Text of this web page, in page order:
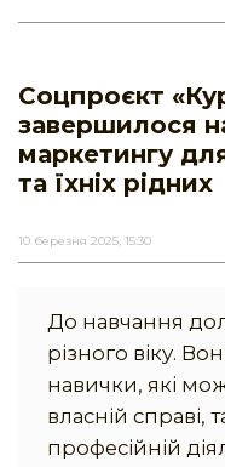
Соцпроєкт
завершилося
маркетингу
та їхніх рідних
10 березня 2025, 15:30
До навчання
різного віку.
навички, які
власній справі,
професійній